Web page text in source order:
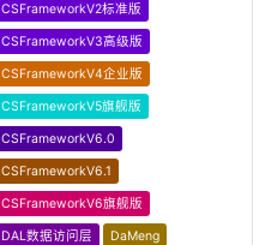
CSFrameworkV2标准版
CSFrameworkV3高级版
CSFrameworkV4企业版
CSFrameworkV5旗舰版
CSFrameworkV6.0
CSFrameworkV6.1
CSFrameworkV6旗舰版
DAL数据访问层 DaMeng